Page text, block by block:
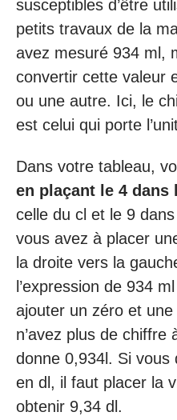
susceptibles d’être
petits travaux de la
avez mesuré 934 ml,
convertir cette valeur
ou une autre. Ici, le
est celui qui porte
Dans votre tableau,
en plaçant le 4 dans
celle du cl et le 9
vous avez à placer
la droite vers la
l’expression de 934
ajouter un zéro et
n’avez plus de chiffre
donne 0,934l. Si vous
en dl, il faut placer la
obtenir 9,34 dl.